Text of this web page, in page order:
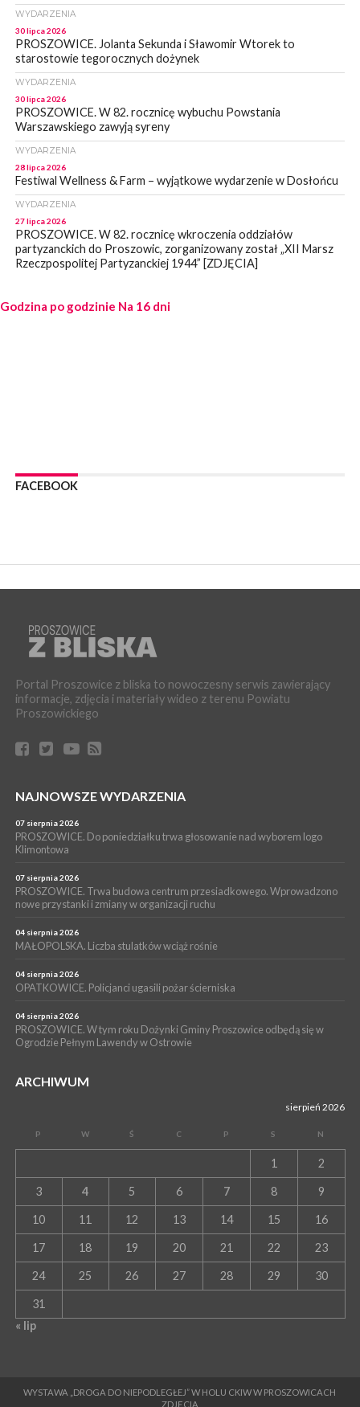
WYDARZENIA
30 lipca 2026
PROSZOWICE. Jolanta Sekunda i Sławomir Wtorek to
starostowie tegorocznych dożynek
WYDARZENIA
30 lipca 2026
PROSZOWICE. W 82. rocznicę wybuchu Powstania
Warszawskiego zawyją syreny
WYDARZENIA
28 lipca 2026
Festiwal Wellness & Farm – wyjątkowe wydarzenie w Dosłońcu
WYDARZENIA
27 lipca 2026
PROSZOWICE. W 82. rocznicę wkroczenia oddziałów
partyzanckich do Proszowic, zorganizowany został „XII Marsz
Rzeczpospolitej Partyzanckiej 1944” [ZDJĘCIA]
27 lipca 2026
PROSZOWICE. Po burzy uszkodzone słupy enegeryczne.
WYDARZENIA
POWIAT PROSZOWICKI. Na dziś zaplanowano „ALARM-2026”
WYDARZENIA
21 lipca 2026
PROSZOWICE. Dzień Otwarty z okazji 10-lecia Wodociągów
WYDARZENIA
17 lipca 2026
bezpłatne warsztaty realizowane w ramach unijnego projektu
[ZDJĘCIA]
16 lipca 2026
Pałecznicy będą obsługiwani w Proszowicach
WYDARZENIA
PROSZOWICE. W parku Warsztaty Edukacyjno-Przyrodnicze
NOC CIEM
15 lipca 2026
PROSZOWICE. Już za tydzień kolejne zajęcia z cyklu „Wakacyjne
Godzina po godzinie Na 16 dni
FACEBOOK
Portal Proszowice z bliska to nowoczesny serwis zawierający
informacje, zdjęcia i materiały wideo z terenu Powiatu
Proszowickiego
NAJNOWSZE WYDARZENIA
07 sierpnia 2026
PROSZOWICE. Do poniedziałku trwa głosowanie nad wyborem logo
Klimontowa
07 sierpnia 2026
PROSZOWICE. Trwa budowa centrum przesiadkowego. Wprowadzono
nowe przystanki i zmiany w organizacji ruchu
04 sierpnia 2026
MAŁOPOLSKA. Liczba stulatków wciąż rośnie
04 sierpnia 2026
OPATKOWICE. Policjanci ugasili pożar ścierniska
04 sierpnia 2026
PROSZOWICE. W tym roku Dożynki Gminy Proszowice odbędą się w
Ogrodzie Pełnym Lawendy w Ostrowie
ARCHIWUM
sierpień 2026
P W Ś C P S N
1 2
3 4 5 6 7 8 9
10 11 12 13 14 15 16
17 18 19 20 21 22 23
24 25 26 27 28 29 30
31
« lip
WYSTAWA „DROGA DO NIEPODLEGŁEJ” W HOLU CKIW W PROSZOWICACH
ZDJĘCIA